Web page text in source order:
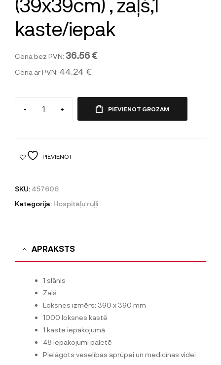
kaste/iepak
Cena bez PVN: 36.56 €
Cena ar PVN: 44.24 €
- + PIEVIENOT GROZAM
PIEVIENOT
SKU: 457606
Kategorija: Hospitāļu ruļļi
APRAKSTS
1 slānis
Zaļš
Loksnes izmērs: 390 x 390 mm
1000 loksnes kastē
1 kaste iepakojumā
48 iepakojumi paletē
Pielāgots veselības aprūpei un medicīnas videi